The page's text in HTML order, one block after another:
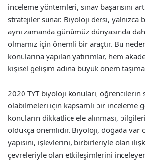
inceleme yöntemleri, sınav başarısını
stratejiler sunar. Biyoloji dersi, yalnızca
aynı zamanda günümüz dünyasında
olmamız için önemli bir araçtır. Bu
konularına yapılan yatırımlar, hem
kişisel gelişim adına büyük önem
2020 TYT biyoloji konuları, öğrencilerin
olabilmeleri için kapsamlı bir inceleme
konuların dikkatlice ele alınması,
oldukça önemlidir. Biyoloji, doğada var
yapısını, işlevlerini, birbirleriyle olan
çevreleriyle olan etkileşimlerini